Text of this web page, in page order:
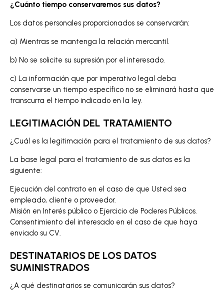
¿Cuánto tiempo conservaremos sus datos?
Los datos personales proporcionados se conservarán:
a) Mientras se mantenga la relación mercantil.
b) No se solicite su supresión por el interesado.
c) La información que por imperativo legal deba
conservarse un tiempo específico no se eliminará hasta que
transcurra el tiempo indicado en la ley.
LEGITIMACIÓN DEL TRATAMIENTO
¿Cuál es la legitimación para el tratamiento de sus datos?
La base legal para el tratamiento de sus datos es la
siguiente:
Ejecución del contrato en el caso de que Usted sea
empleado, cliente o proveedor.
Misión en Interés público o Ejercicio de Poderes Públicos.
Consentimiento del interesado en el caso de que haya
enviado su CV.
DESTINATARIOS DE LOS DATOS
SUMINISTRADOS
¿A qué destinatarios se comunicarán sus datos?